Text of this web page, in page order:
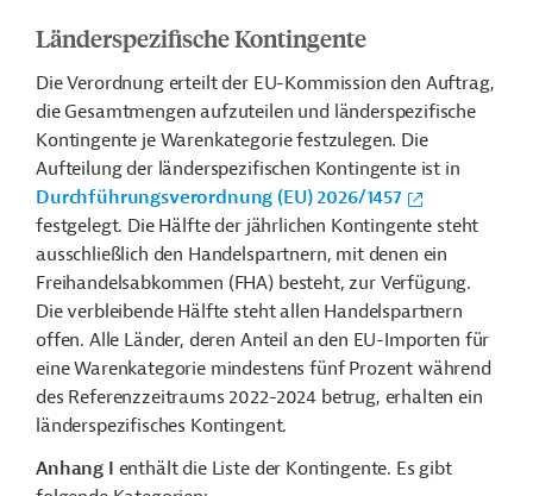
Länderspezifische Kontingente
Die Verordnung erteilt der EU-Kommission den Auftrag,
die Gesamtmengen aufzuteilen und länderspezifische
Kontingente je Warenkategorie festzulegen. Die
Aufteilung der länderspezifischen Kontingente ist in
Durchführungsverordnung (EU) 2026/1457
festgelegt. Die Hälfte der jährlichen Kontingente steht
ausschließlich den Handelspartnern, mit denen ein
Freihandelsabkommen (FHA) besteht, zur Verfügung.
Die verbleibende Hälfte steht allen Handelspartnern
offen. Alle Länder, deren Anteil an den EU-Importen für
eine Warenkategorie mindestens fünf Prozent während
des Referenzzeitraums 2022-2024 betrug, erhalten ein
länderspezifisches Kontingent.
Anhang I enthält die Liste der Kontingente. Es gibt